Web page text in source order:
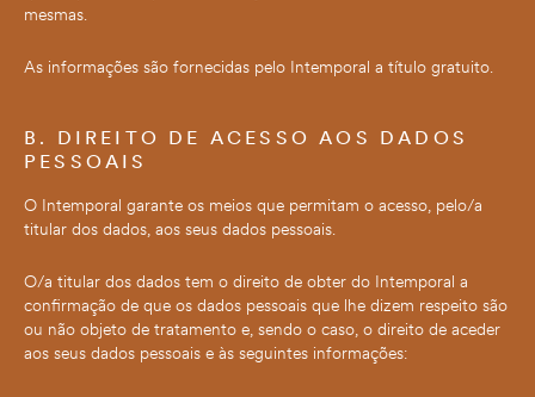
mesmas.
As informações são fornecidas pelo Intemporal a título gratuito.
B. DIREITO DE ACESSO AOS DADOS
PESSOAIS
O Intemporal garante os meios que permitam o acesso, pelo/a
titular dos dados, aos seus dados pessoais.
O/a titular dos dados tem o direito de obter do Intemporal a
confirmação de que os dados pessoais que lhe dizem respeito são
ou não objeto de tratamento e, sendo o caso, o direito de aceder
aos seus dados pessoais e às seguintes informações: